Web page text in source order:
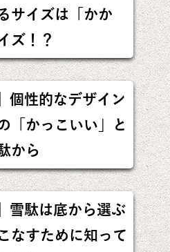
サイズは「かか
ズ！？
個性的なデザイン
「かっこいい」と
から
雪駄は底から選ぶ
なすために知って